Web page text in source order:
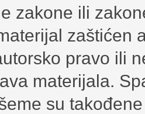
zakone ili
zaštićen
pravo ili
materijala.
su